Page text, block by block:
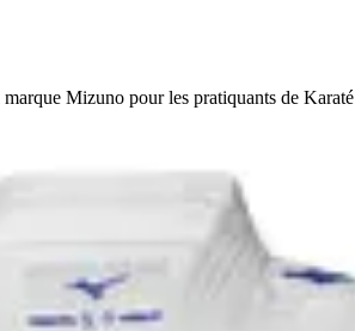
Mizuno pour les pratiquants de